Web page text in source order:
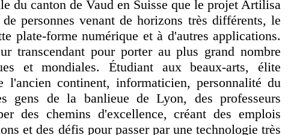
du canton de Vaud en Suisse que le projet Artilisa
personnes venant de horizons très différents, le
plate-forme numérique et à d'autres applications.
transcendant pour porter au plus grand nombre
et mondiales. Étudiant aux beaux-arts, élite
l'ancien continent, informaticien, personnalité du
gens de la banlieue de Lyon, des professeurs
des chemins d'excellence, créant des emplois
et des défis pour passer par une technologie très